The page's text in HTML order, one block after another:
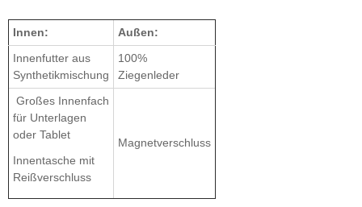
Innen:
Außen:
Innenfutter aus
Synthetikmischung
100%
Ziegenleder
Großes Innenfach
für Unterlagen
oder Tablet
Innentasche mit
Reißverschluss
Magnetverschluss